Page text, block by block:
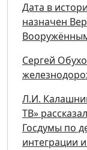
Дата в
назначен
Сергей
Л.И.
ТВ»
Госдумы по
интеграции